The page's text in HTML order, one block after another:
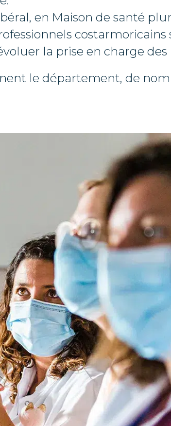
en Maison de santé
costarmoricains
la prise en charge
le département, de